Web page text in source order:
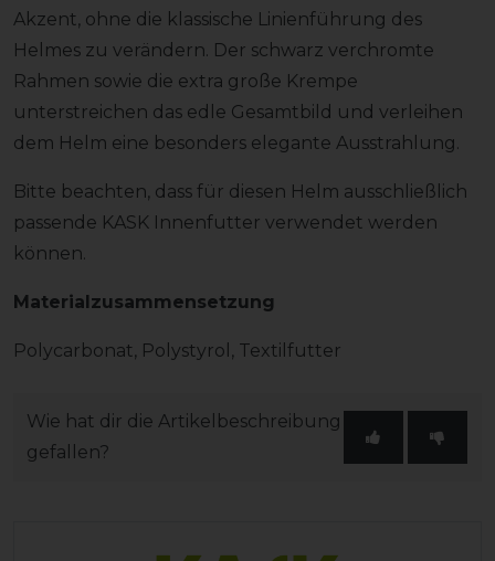
Akzent, ohne die klassische Linienführung des
Helmes zu verändern. Der schwarz verchromte
Rahmen sowie die extra große Krempe
unterstreichen das edle Gesamtbild und verleihen
dem Helm eine besonders elegante Ausstrahlung.
Bitte beachten, dass für diesen Helm ausschließlich
passende KASK Innenfutter verwendet werden
können.
Materialzusammensetzung
Polycarbonat, Polystyrol, Textilfutter
Wie hat dir die Artikelbeschreibung
gefallen?